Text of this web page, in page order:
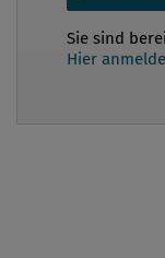
Sie sind
Hier